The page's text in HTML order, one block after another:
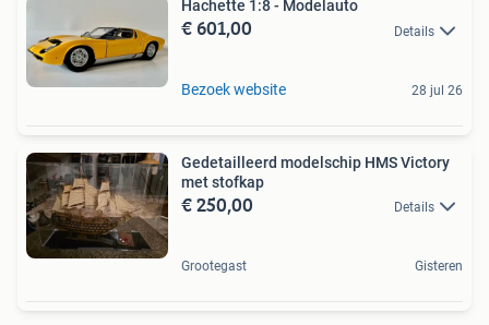
Hachette 1:8 - Modelauto
€ 601,00 Details
Bezoek website 28 jul 26
Gedetailleerd modelschip HMS Victory
met stofkap
€ 250,00 Details
Grootegast Gisteren